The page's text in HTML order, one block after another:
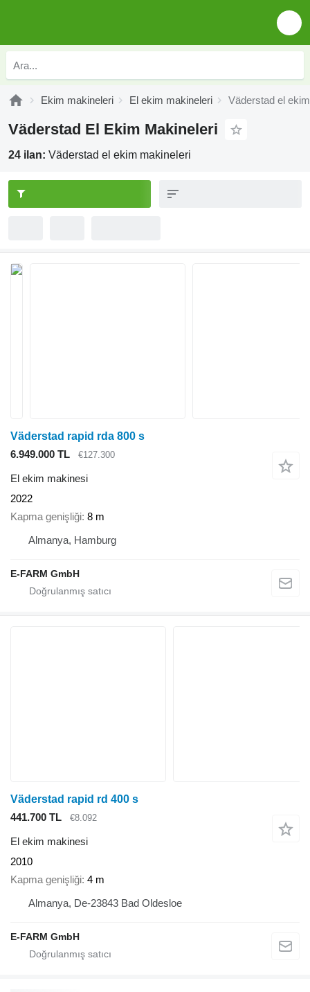
Ekim makineleri El ekim makineleri Väderstad el
Väderstad El Ekim Makineleri
24 ilan: Väderstad el ekim makineleri
Väderstad rapid rda 800 s
6.949.000 TL
€127.300
El ekim makinesi
2022
Kapma genişliği 8 m
Almanya, Hamburg
E-FARM GmbH
Väderstad rapid rd 400 s
441.700 TL
€8.092
El ekim makinesi
2010
Kapma genişliği 4 m
Almanya, De-23843 Bad Oldesloe
E-FARM GmbH